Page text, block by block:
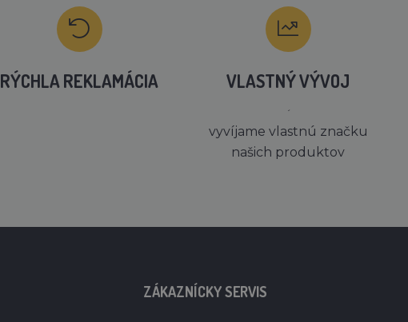
RÝCHLA REKLAMÁCIA VLASTNÝ VÝVOJ
´
vyvíjame vlastnú značku
našich produktov
ZÁKAZNÍCKY SERVIS